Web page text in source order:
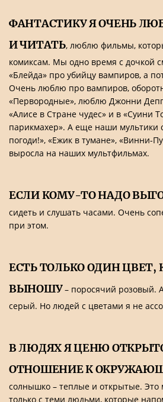
ФАНТАСТИКУ Я ОЧЕНЬ
И ЧИТАТЬ, люблю фильмы,
комиксам. Мы одно время с дочкой
«Блейда» про убийцу вампиров, а
Очень люблю про вампиров,
«Первородные», люблю Джонни
«Алисе в Стране чудес» и в «Суини
парикмахер». А еще наши мультики
погоди!», «Ежик в тумане», «Винни-
выросла на наших мультфильмах.
ЕСЛИ КОМУ-ТО НАДО
сидеть и слушать часами. Очень
при этом.
ЕСТЬ ТОЛЬКО ОДИН ЦВЕТ,
ВЫНОШУ– поросячий розовый.
серый. Но людей с цветами я не
В ЛЮДЯХ Я ЦЕНЮ
ОТНОШЕНИЕ К
солнышко – теплые и открытые.
только с теми людьми, которые